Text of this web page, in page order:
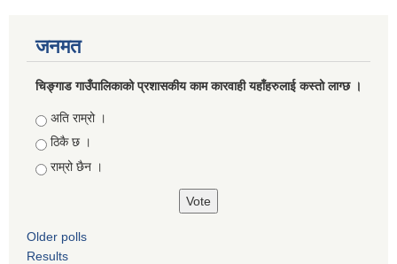
जनमत
चिङ्गाड गाउँपालिकाको प्रशासकीय काम कारवाही यहाँहरुलाई कस्तो लाग्छ ।
Choices
अति राम्रो ।
ठिकै छ ।
राम्रो छैन ।
Older polls
Results